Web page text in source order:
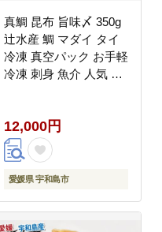
真鯛 昆布 旨味〆 350g
辻水産 鯛 マダイ タイ
冷凍 真空パック お手軽
冷凍 刺身 魚介 人気 加
愛媛 宇和島 D012-
062004
12,000円
愛媛県 宇和島市